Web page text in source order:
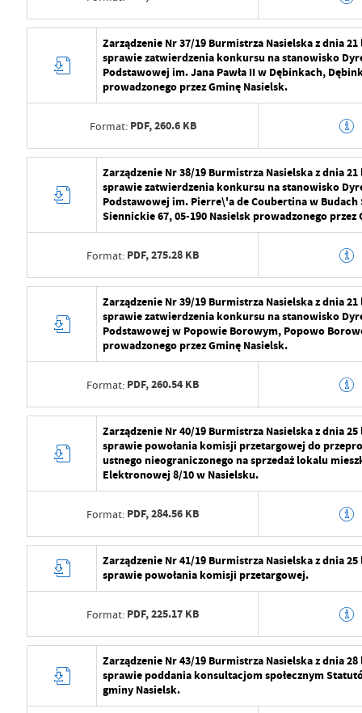
Data ostatniej aktualizacji 2024-07-29
Ostatnio zaktualizował Radosław
Wytworzył Radosław
Data opublikowania
Opublikował Radosław
Data ostatniej aktualizacji 2024-07-29
Ostatnio zaktualizował Radosław
Zarządzenie Nr 37/19 Burmistrza Nasielska z dnia
sprawie zatwierdzenia konkursu na stanowisko
Podstawowej im. Jana Pawła II w Dębinkach,
prowadzonego przez Gminę Nasielsk.
Format: PDF,260.6 KB
Wytworzył Radosław
2024-07-29
Opublikował Radosław
Data ostatniej aktualizacji 2024-07-29
Ostatnio zaktualizował Radosław
Zarządzenie Nr 38/19 Burmistrza Nasielska z dnia
sprawie zatwierdzenia konkursu na stanowisko
Podstawowej im. Pierre\'a de Coubertina w
Siennickie 67, 05-190 Nasielsk prowadzonego przez
Format: PDF,275.28 KB
Wytworzył Radosław
Data opublikowania
Opublikował Radosław
Data ostatniej aktualizacji 2024-07-29
Ostatnio zaktualizował Radosław
Zarządzenie Nr 39/19 Burmistrza Nasielska z dnia
sprawie zatwierdzenia konkursu na stanowisko
Podstawowej w Popowie Borowym, Popowo
prowadzonego przez Gminę Nasielsk.
Format: PDF,260.54 KB
Wytworzył Radosław
Opublikował Radosław
Data ostatniej aktualizacji 2024-07-29
Ostatnio zaktualizował Radosław
Zarządzenie Nr 40/19 Burmistrza Nasielska z dnia
sprawie powołania komisji przetargowej do
ustnego nieograniczonego na sprzedaż lokalu
Elektronowej 8/10 w Nasielsku.
Format: PDF,284.56 KB
Radosław
Data opublikowania 2024-07-29
Opublikował Radosław
Data ostatniej aktualizacji 2024-07-29
Ostatnio zaktualizował Radosław
Zarządzenie Nr 41/19 Burmistrza Nasielska z dnia
sprawie powołania komisji przetargowej.
Format: PDF,225.17 KB
Wytworzył Radosław
Zarządzenie Nr 43/19 Burmistrza Nasielska z dnia
sprawie poddania konsultacjom społecznym
gminy Nasielsk.